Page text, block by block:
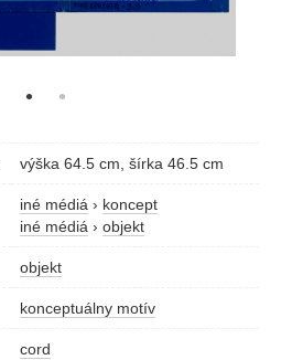
výška 64.5 cm, šírka 46.5 cm
iné médiá › koncept
iné médiá › objekt
objekt
konceptuálny motív
cord